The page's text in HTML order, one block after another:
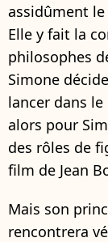
assidûment
Elle y fait la
philosophes
Simone
lancer dans
alors pour
des rôles de
film de Jean
Mais son
rencontrera